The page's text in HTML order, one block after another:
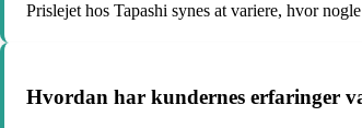
Prislejet hos Tapashi synes at variere, hvor
Hvordan har kundernes erfaringer